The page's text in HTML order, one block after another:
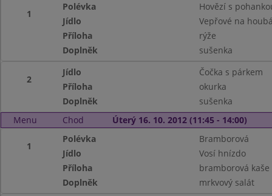
1
Polévka
Hovězí s
Jídlo
Vepřové na
Příloha
rýže
Doplněk
sušenka
2
Jídlo
Čočka s párkem
Příloha
okurka
Doplněk
sušenka
Menu
Chod Úterý 16. 10. 2012 (11:45 - 14:00)
1
Polévka
Bramborová
Jídlo
Vosí hnízdo
Příloha
bramborová kaše
Doplněk
mrkvový salát